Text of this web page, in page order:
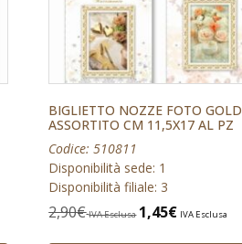
BIGLIETTO NOZZE FOTO GOLD
ASSORTITO CM 11,5X17 AL PZ
Codice: 510811
Disponibilità sede: 1
Disponibilità filiale: 3
2,90€ IVA Esclusa 1,45€ IVA Esclusa